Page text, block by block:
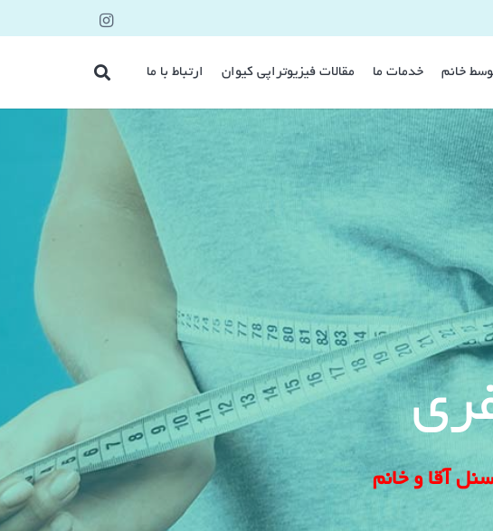
خانم خدمات ما مقالات فیزیوتراپی کیوان ارتباط با ما
آقا و خانم